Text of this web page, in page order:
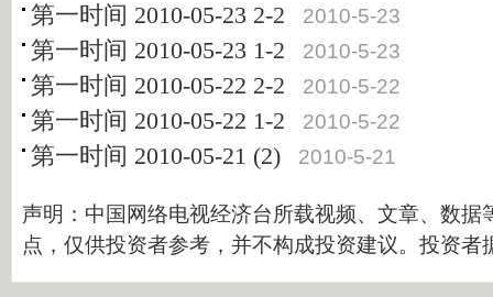
第一时间 2010-05-23 2-2 2010-5-23
第一时间 2010-05-23 1-2 2010-5-23
第一时间 2010-05-22 2-2 2010-5-22
第一时间 2010-05-22 1-2 2010-5-22
第一时间 2010-05-21 (2) 2010-5-21
声明：中国网络电视经济台所载视频、文章、数据
点，仅供投资者参考，并不构成投资建议。投资者